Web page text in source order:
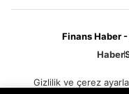
Finans Haber
Haber
Gizlilik ve çerez